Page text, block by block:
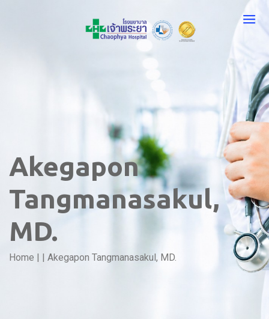
Akegapon
Tangmanasakul,
MD.
Home | | Akegapon Tangmanasakul, MD.